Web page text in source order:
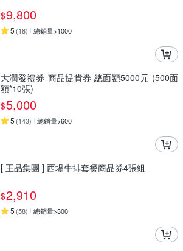
$9,800
5 (18) 總銷量>1000
大潤發禮券-商品提貨券 總面額5000元 (500面
額*10張)
$5,000
5 (143) 總銷量>600
[ 王品集團 ] 西堤牛排套餐商品券4張組
$2,910
5 (58) 總銷量>300